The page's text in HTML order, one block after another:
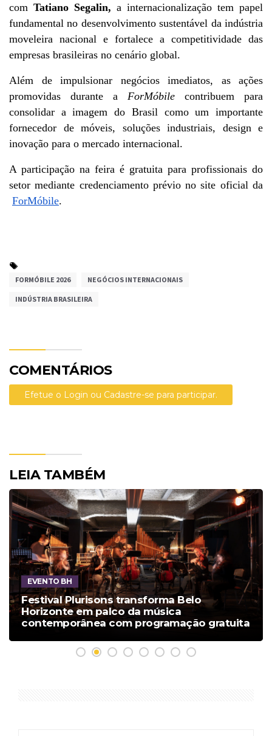
com Tatiano Segalin, a internacionalização tem papel
fundamental no desenvolvimento sustentável da indústria
moveleira nacional e fortalece a competitividade das
empresas brasileiras no cenário global.
Além de impulsionar negócios imediatos, as ações
promovidas durante a ForMóbile contribuem para
consolidar a imagem do Brasil como um importante
fornecedor de móveis, soluções industriais, design e
inovação para o mercado internacional.
A participação na feira é gratuita para profissionais do
setor mediante credenciamento prévio no site oficial da
ForMóbile.
FORMÓBILE 2026 NEGÓCIOS INTERNACIONAIS
INDÚSTRIA BRASILEIRA
COMENTÁRIOS
Efetue o Login ou Cadastre-se para participar.
LEIA TAMBÉM
EVENTO BH
Festival Plurisons transforma Belo
Horizonte em palco da música
contemporânea com programação gratuita